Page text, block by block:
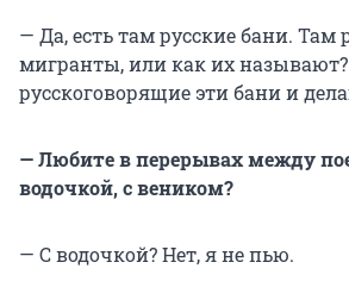
— Да, есть там русские бани. Там
мигранты, или как их
русскоговорящие эти бани и
— Любите в перерывах между
водочкой, с веником?
— С водочкой? Нет, я не пью.